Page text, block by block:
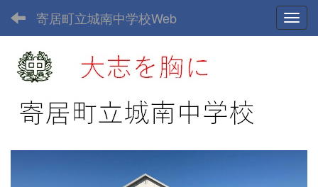
寄居町立城南中学校Web